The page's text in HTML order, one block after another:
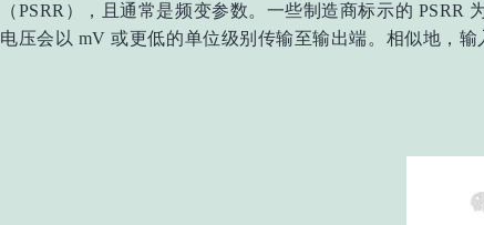
（PSRR），且通常是频变参数。一些制造商标示的
电压会以 mV 或更低的单位级别传输至输出端。相似地，